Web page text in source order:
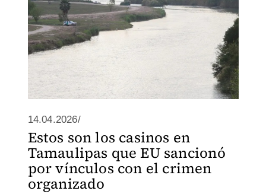
14.04.2026/
Estos son los casinos en
Tamaulipas que EU sancionó
por vínculos con el crimen
organizado